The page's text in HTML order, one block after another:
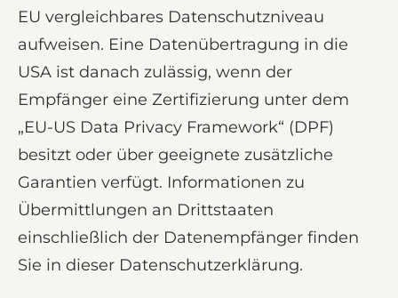
EU vergleichbares Datenschutzniveau
aufweisen. Eine Datenübertragung in die
USA ist danach zulässig, wenn der
Empfänger eine Zertifizierung unter dem
„EU-US Data Privacy Framework“ (DPF)
besitzt oder über geeignete zusätzliche
Garantien verfügt. Informationen zu
Übermittlungen an Drittstaaten
einschließlich der Datenempfänger finden
Sie in dieser Datenschutzerklärung.